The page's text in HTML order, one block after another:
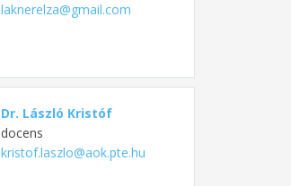
laknerelza@gmail.com
Dr. László Kristóf
docens
kristof.laszlo@aok.pte.hu